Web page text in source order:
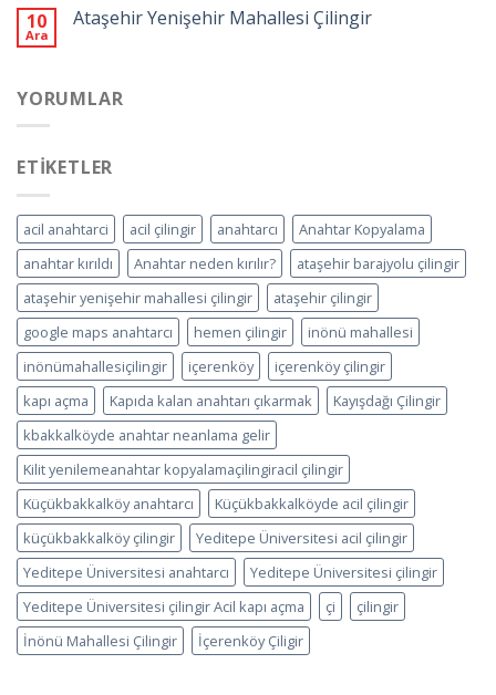
10
Ara
Ataşehir Yenişehir Mahallesi Çilingir
YORUMLAR
ETIKETLER
acil anahtarci acil çilingir anahtarcı
Anahtar Kopyalama
anahtar kırıldı
Anahtar neden kırılır?
ataşehir barajyolu çilingir
ataşehir yenişehir mahallesi çilingir
ataşehir çilingir
google maps anahtarcı
hemen çilingir
inönü mahallesi
inönümahallesiçilingir
içerenköy
içerenköy çilingir
kapı açma
Kapıda kalan anahtarı çıkarmak
Kayışdağı Çilingir
kbakkalköyde anahtar neanlama gelir
Kilit yenilemeanahtar kopyalamaçilingiracil çilingir
Küçükbakkalköy anahtarcı
Küçükbakkalköyde acil çilingir
küçükbakkalköy çilingir
Yeditepe Üniversitesi acil çilingir
Yeditepe Üniversitesi anahtarcı
Yeditepe Üniversitesi çilingir
Yeditepe Üniversitesi çilingir Acil kapı açma
çi
çilingir
İnönü Mahallesi Çilingir
İçerenköy Çiligir